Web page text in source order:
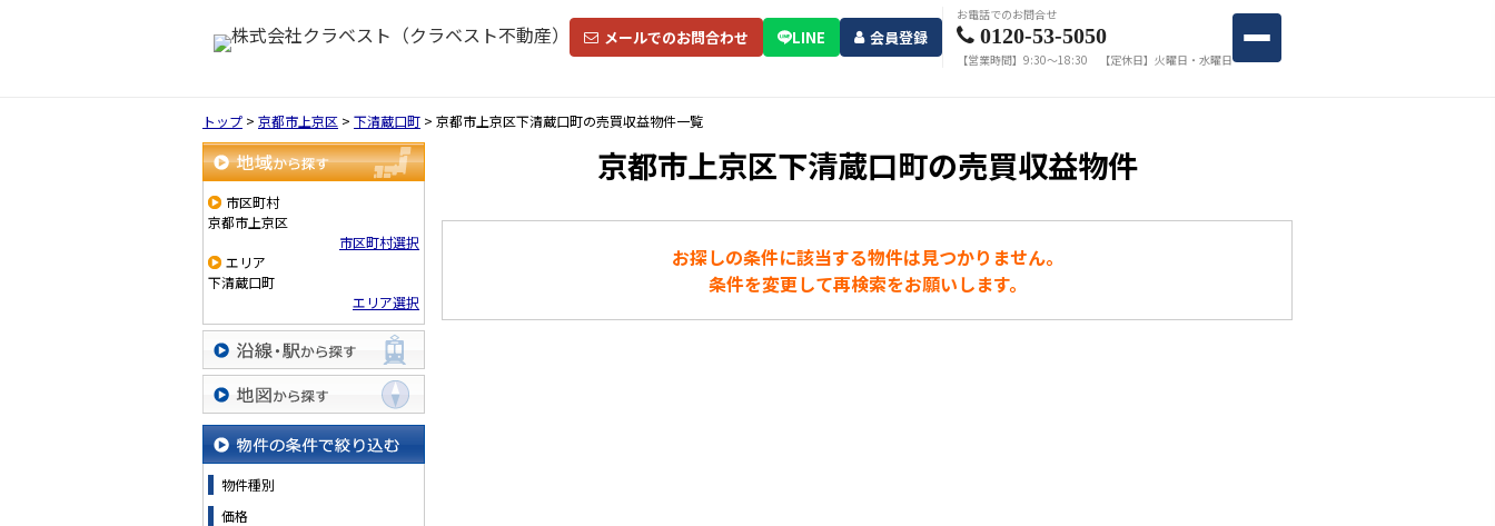
メールでのお問合わせ LINE 会員登録
お電話でのお問合せ
0120-53-5050
【営業時間】9:30〜18:30 【定休日】火曜日・水曜日
トップ > 京都市上京区 > 下清蔵口町 > 京都市上京区下清蔵口町の売買収益物件一覧
地域から探す
市区町村
京都市上京区
市区町村選択
エリア
下清蔵口町
エリア選択
沿線・駅から探す
地図から探す
物件の条件で絞り込む
物件種別
価格
京都市上京区下清蔵口町の売買収益物件
お探しの条件に該当する物件は見つかりません。
条件を変更して再検索をお願いします。